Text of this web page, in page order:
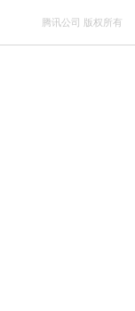
腾讯公司 版权所有